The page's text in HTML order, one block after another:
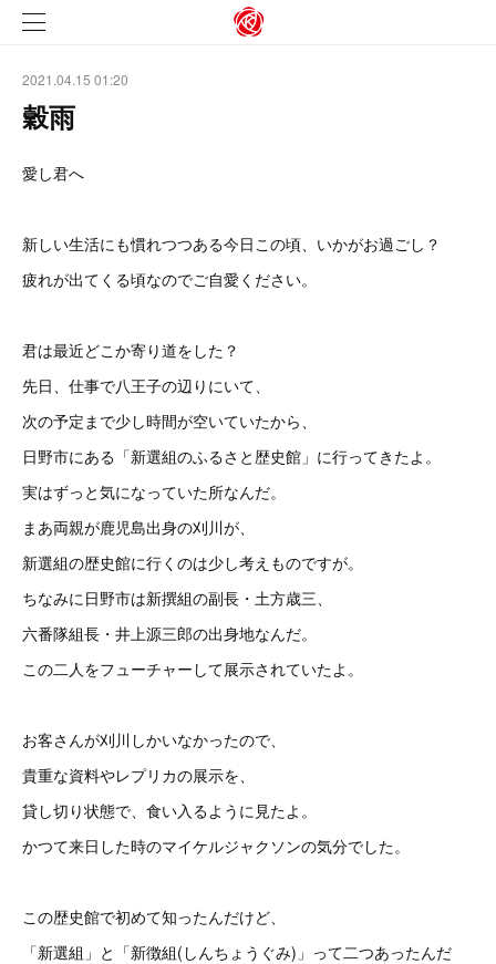
2021.04.15 01:20
穀雨
愛し君へ
新しい生活にも慣れつつある今日この頃、いかがお過ごし？
疲れが出てくる頃なのでご自愛ください。
君は最近どこか寄り道をした？
先日、仕事で八王子の辺りにいて、
次の予定まで少し時間が空いていたから、
日野市にある「新選組のふるさと歴史館」に行ってきたよ。
実はずっと気になっていた所なんだ。
まあ両親が鹿児島出身の刈川が、
新選組の歴史館に行くのは少し考えものですが。
ちなみに日野市は新撰組の副長・土方歳三、
六番隊組長・井上源三郎の出身地なんだ。
この二人をフューチャーして展示されていたよ。
お客さんが刈川しかいなかったので、
貴重な資料やレプリカの展示を、
貸し切り状態で、食い入るように見たよ。
かつて来日した時のマイケルジャクソンの気分でした。
この歴史館で初めて知ったんだけど、
「新選組」と「新徴組(しんちょうぐみ)」って二つあったんだ